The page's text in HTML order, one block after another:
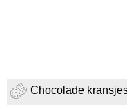
Chocolade